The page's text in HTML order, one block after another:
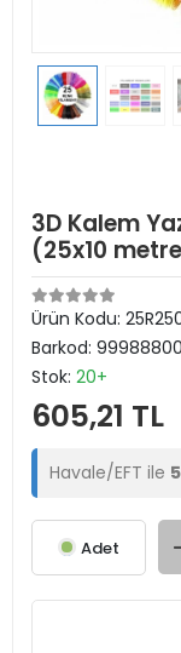
3D Kalem
(25x10
Ürün Kodu:
Barkod:
Stok: 20+
605,21 TL
Havale/EFT ile
Adet